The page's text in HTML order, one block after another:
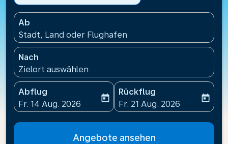
Ab
Stadt, Land oder Flughafen
Nach
Zielort auswählen
Abflug
fc-booking-departure-date-aria-label
Fr. 14 Aug. 2026
today
Rückflug
fc-booking-return-date-
Fr. 21 Aug. 2026
today
Angebote ansehen